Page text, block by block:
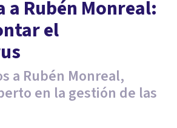
Rubén Monreal:
el
a Rubén Monreal,
en la gestión de las